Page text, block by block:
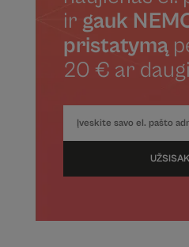
ir gauk
pristatymą
20 € ar